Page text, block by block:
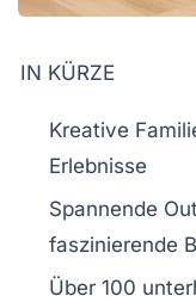
IN KÜRZE
Kreative
Erlebnisse
Spannende
faszinierende
Über 100